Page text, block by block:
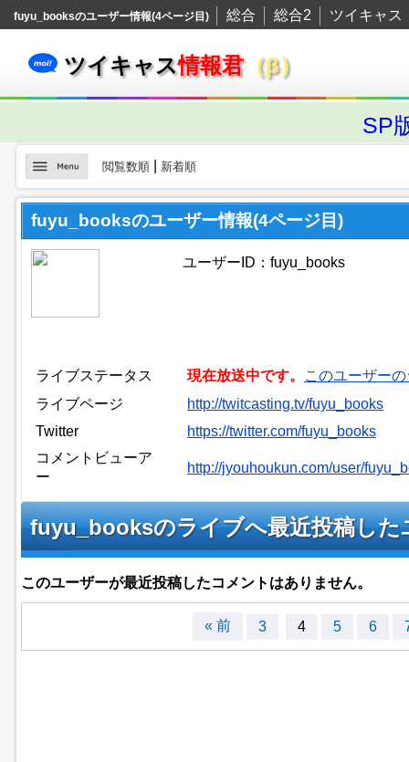
fuyu_booksのユーザー情報(4ページ目) 総合 総合2 ツイキャス
ツイキャス情報君（β）
SP
閲覧数順| 新着順
fuyu_booksのユーザー情報(4ページ目)
ユーザーID：fuyu_books
ライブステータス 現在放送中です。
このユーザー
ライブページ
http://twitcasting.tv/fuyu_books
Twitter
https://twitter.com/fuyu_books
コメントビューア
ー
http://jyouhoukun.com/user/
fuyu_booksのライブへ最近投稿した
このユーザーが最近投稿したコメントはありません。
« 前 3 4 5 6